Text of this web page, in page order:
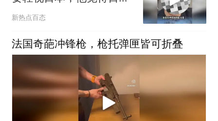
的军事实力远超想象，战
了！
新热点百态
法国奇葩冲锋枪，枪托弹匣皆可折叠